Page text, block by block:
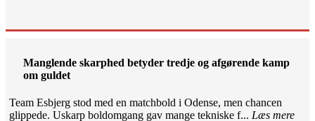
Manglende skarphed betyder tredje og afgørende kamp
om guldet
Team Esbjerg stod med en matchbold i Odense, men chancen
glippede. Uskarp boldomgang gav mange tekniske f... Læs mere